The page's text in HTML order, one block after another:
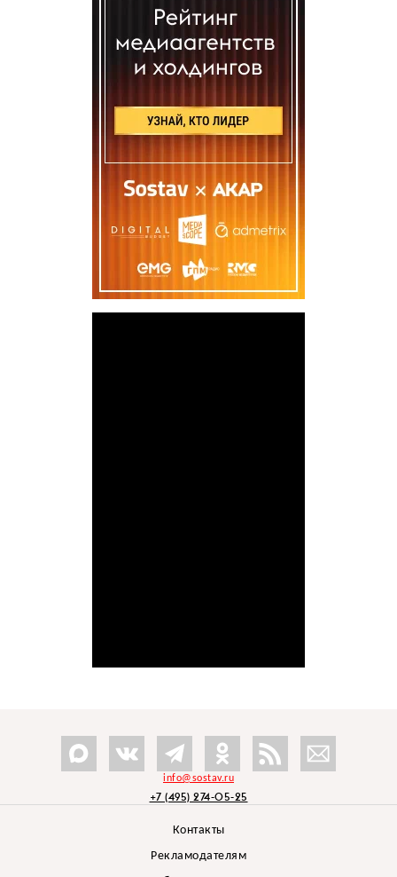
info@sostav.ru
+7 (495) 274-05-25
Контакты
Рекламодателям